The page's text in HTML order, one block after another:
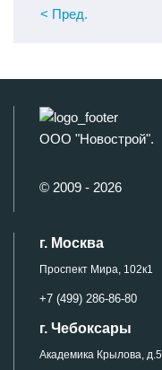
< Пред.
ООО "Новострой".
© 2009 - 2026
г. Москва
Проспект Мира, 102к1
+7 (499) 286-86-80
г. Чебоксары
Академика Крылова, д.5